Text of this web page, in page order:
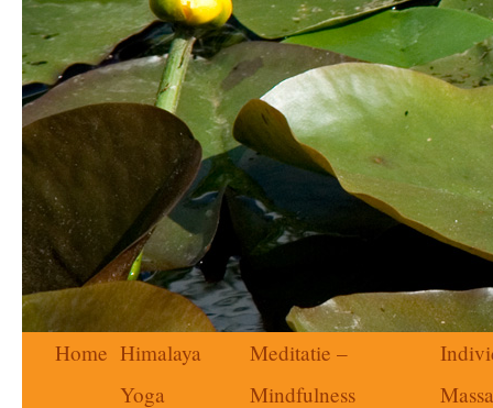
Home Himalaya
Yoga
Meditatie –
Mindfulness